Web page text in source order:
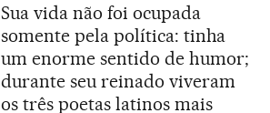
Sua vida não foi ocupada
somente pela política: tinha
um enorme sentido de humor;
durante seu reinado viveram
os três poetas latinos mais